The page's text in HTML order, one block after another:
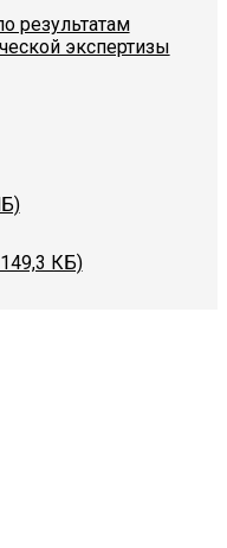
результатам
экспертизы
КБ)